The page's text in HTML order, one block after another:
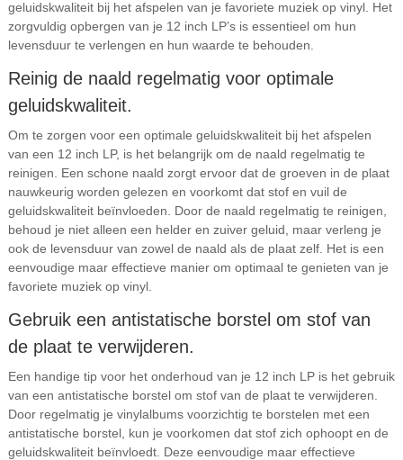
geluidskwaliteit bij het afspelen van je favoriete muziek op vinyl. Het
zorgvuldig opbergen van je 12 inch LP’s is essentieel om hun
levensduur te verlengen en hun waarde te behouden.
Reinig de naald regelmatig voor optimale
geluidskwaliteit.
Om te zorgen voor een optimale geluidskwaliteit bij het afspelen
van een 12 inch LP, is het belangrijk om de naald regelmatig te
reinigen. Een schone naald zorgt ervoor dat de groeven in de plaat
nauwkeurig worden gelezen en voorkomt dat stof en vuil de
geluidskwaliteit beïnvloeden. Door de naald regelmatig te reinigen,
behoud je niet alleen een helder en zuiver geluid, maar verleng je
ook de levensduur van zowel de naald als de plaat zelf. Het is een
eenvoudige maar effectieve manier om optimaal te genieten van je
favoriete muziek op vinyl.
Gebruik een antistatische borstel om stof van
de plaat te verwijderen.
Een handige tip voor het onderhoud van je 12 inch LP is het gebruik
van een antistatische borstel om stof van de plaat te verwijderen.
Door regelmatig je vinylalbums voorzichtig te borstelen met een
antistatische borstel, kun je voorkomen dat stof zich ophoopt en de
geluidskwaliteit beïnvloedt. Deze eenvoudige maar effectieve